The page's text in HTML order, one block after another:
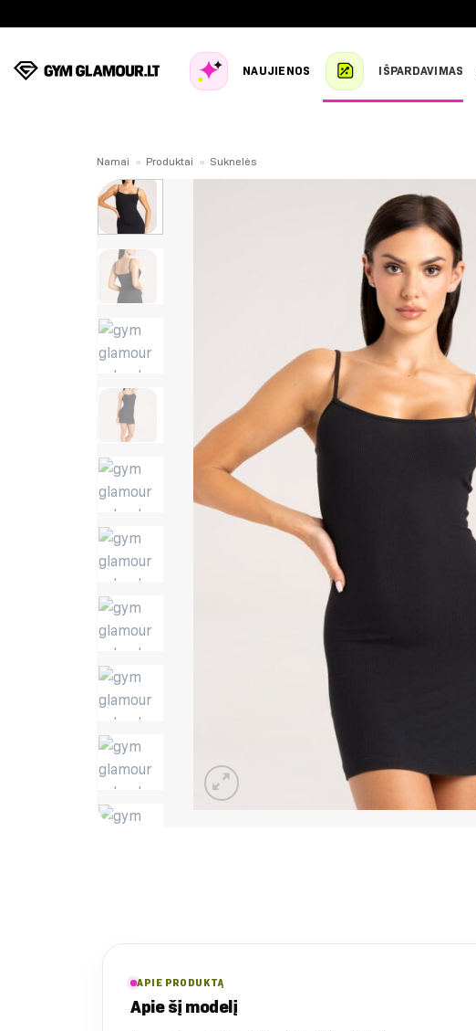
to
NAUJIENOS IŠPARDAVIMAS
Namai » Produktai » Suknelės
APIE PRODUKTĄ
Apie šį modelį